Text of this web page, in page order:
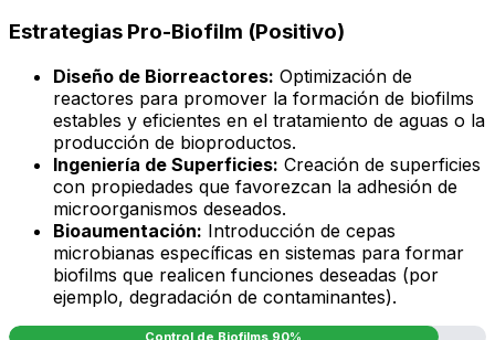
Estrategias Pro-Biofilm (Positivo)
Diseño de Biorreactores: Optimización de
reactores para promover la formación de biofilms
estables y eficientes en el tratamiento de aguas o la
producción de bioproductos.
Ingeniería de Superficies: Creación de superficies
con propiedades que favorezcan la adhesión de
microorganismos deseados.
Bioaumentación: Introducción de cepas
microbianas específicas en sistemas para formar
biofilms que realicen funciones deseadas (por
ejemplo, degradación de contaminantes).
Control de Biofilms 90%